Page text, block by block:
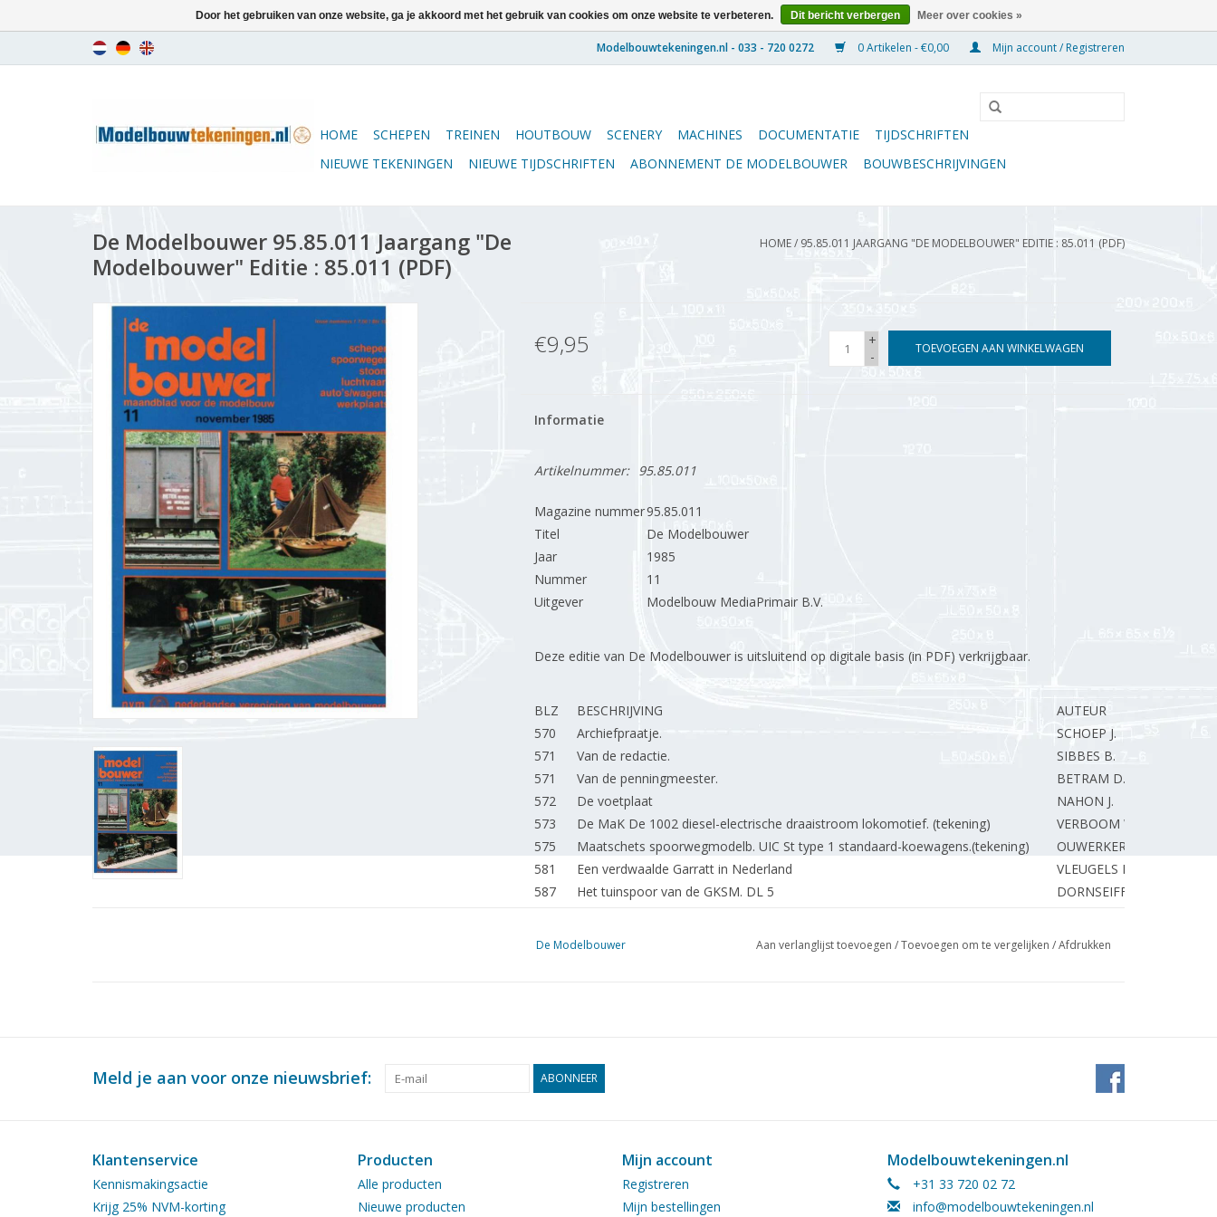
0 Artikelen - €0,00 Mijn account / Registreren
HOME SCHEPEN TREINEN HOUTBOUW SCENERY MACHINES DOCUMENTATIE
TIJDSCHRIFTEN
NIEUWE TEKENINGEN
NIEUWE TIJDSCHRIFTEN ABONNEMENT DE MODELBOUWER BOUWBESCHRIJVINGEN
De Modelbouwer 95.85.011 Jaargang "De
Modelbouwer" Editie : 85.011 (PDF)
HOME/ 95.85.011 JAARGANG "DE MODELBOUWER" EDITIE : 85.011 (PDF)
€9,95
+
-
TOEVOEGEN AAN WINKELWAGEN
Informatie
Artikelnummer: 95.85.011
Magazine nummer95.85.011
Titel
De Modelbouwer
Jaar
1985
Nummer
11
Uitgever
Modelbouw MediaPrimair B.V.
Deze editie van De Modelbouwer is uitsluitend op digitale basis (in PDF) verkrijgbaar.
BLZ BESCHRIJVING
AUTEUR
570
Archiefpraatje.
SCHOEP J.
571
Van de redactie.
SIBBES B.
571
Van de penningmeester.
BETRAM D.
572
De voetplaat
NAHON J.
573
De MaK De 1002 diesel-electrische draaistroom lokomotief. (tekening)
VERBOOM W.
575
Maatschets spoorwegmodelb. UIC St type 1 standaard-koewagens.(tekening)
OUWERKERK E.
581
Een verdwaalde Garratt in Nederland
VLEUGELS M.
587
Het tuinspoor van de GKSM. DL 5
DORNSEIFFEN J.
589
Afstandsbediening van kleine stoomlokomotiven. DL 1
BRECH H.
601
De Miliaire vliegtuigen van de wereld.
BOSMAN J.
602
Brugpraatje.
ESVELDT J.
modeltekening en enkele bijzonderheden. DL 2
ESVELDT J.
De 7 Provinciën. DL 25
MiniSail zeilwedstrijd. ESVELDT J.
De Modelbouwer Aan verlanglijst toevoegen /Toevoegen om te vergelijken /Afdrukken
Meld je aan voor onze nieuwsbrief: ABONNEER
Klantenservice
Kennismakingsactie
Krijg 25% NVM-korting
Producten
Alle producten
Nieuwe producten
Mijn account
Registreren
Mijn bestellingen
Modelbouwtekeningen.nl
+31 33 720 02 72
info@modelbouwtekeningen.nl
Door het gebruiken van onze website, ga je akkoord met het gebruik van cookies om onze website te verbeteren. Dit bericht verbergen Meer over cookies »